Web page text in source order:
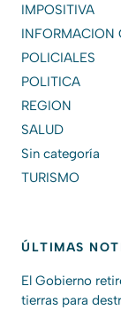
IMPOSITIVA
INFORMACION
POLICIALES
POLITICA
REGION
SALUD
Sin categoría
TURISMO
ÚLTIMAS
El Gobierno
tierras para